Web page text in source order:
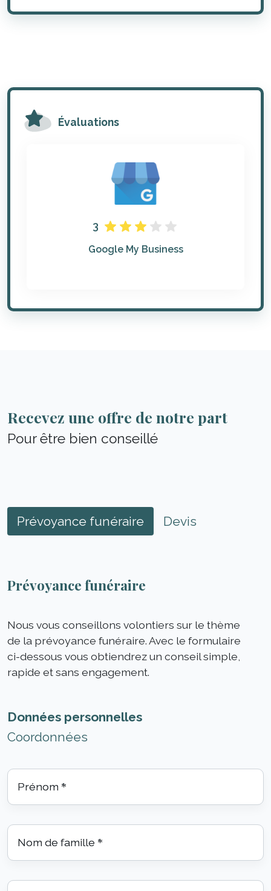
Évaluations
3
Google My Business
Recevez une offre de notre part
Pour être bien conseillé
Prévoyance funéraire Devis
Prévoyance funéraire
Nous vous conseillons volontiers sur le thème
de la prévoyance funéraire. Avec le formulaire
ci-dessous vous obtiendrez un conseil simple,
rapide et sans engagement.
Données personnelles
Coordonnées
Prénom *
Nom de famille *